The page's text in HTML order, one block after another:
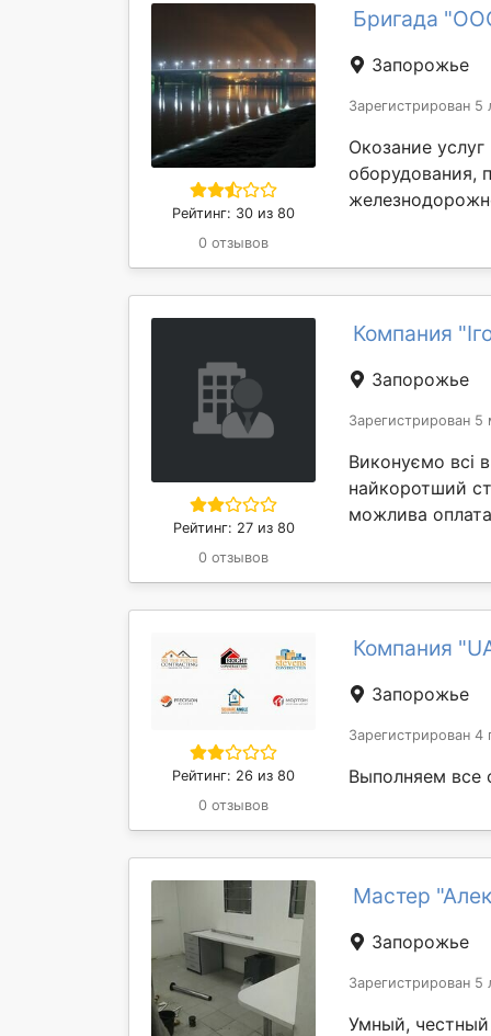
Рейтинг: 30 из 80
0 отзывов
Бригада
Запорожье
Зарегистрирован 5
Окозание
оборудования,
Рейтинг: 27 из 80
0 отзывов
Компания
Запорожье
Зарегистрирован 5
Виконуємо всі
найкоротший
можлива
Рейтинг: 26 из 80
0 отзывов
Компания
Запорожье
Зарегистрирован 4
Выполняем все
Мастер
Запорожье
Зарегистрирован 5
Умный, честный